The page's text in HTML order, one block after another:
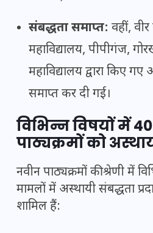
संबद्धता समाप्त: वहीं,
महाविद्यालय, पीपीगंज,
महाविद्यालय द्वारा किए
समाप्त कर दी गई।
विभिन्न विषयों में
पाठ्यक्रमों को
नवीन पाठ्यक्रमों की श्रेणी में
मामलों में अस्थायी संबद्धता
शामिल हैं: